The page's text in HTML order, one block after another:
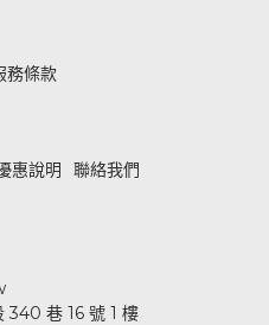
務條款
惠說明 聯絡我們
340 巷 16 號 1 樓